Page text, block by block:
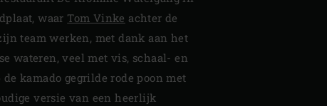
waar Tom Vinke achter de
team werken, met dank aan het
wateren, veel met vis, schaal- en
kamado gegrilde rode poon met
versie van een heerlijk